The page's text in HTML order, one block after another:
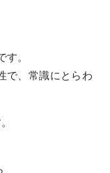
。
で、常識にとらわ